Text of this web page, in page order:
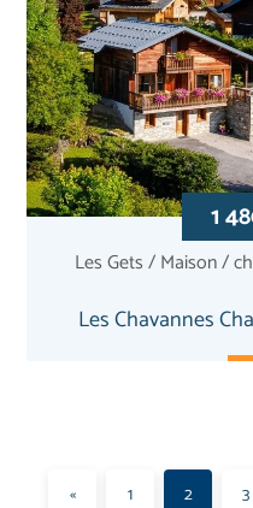
1
Les Gets / Maison /
Les Chavannes
« 1 2 3